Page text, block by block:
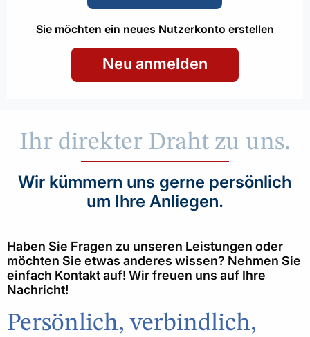
Sie möchten ein neues Nutzerkonto erstellen
Neu anmelden
Ihr direkter Draht zu uns.
Wir kümmern uns gerne persönlich
um Ihre Anliegen.
Haben Sie Fragen zu unseren Leistungen oder
möchten Sie etwas anderes wissen? Nehmen Sie
einfach Kontakt auf! Wir freuen uns auf Ihre
Nachricht!
Persönlich, verbindlich,